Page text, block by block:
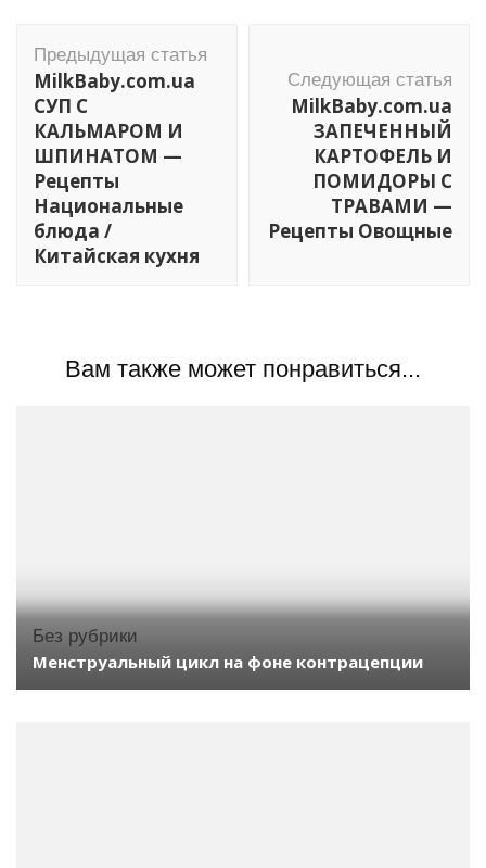
по
записям
Предыдущая статья
MilkBaby.com.ua
СУП С
КАЛЬМАРОМ И
ШПИНАТОМ —
Рецепты
Национальные
блюда /
Китайская кухня
Следующая статья
MilkBaby.com.ua
ЗАПЕЧЕННЫЙ
КАРТОФЕЛЬ И
ПОМИДОРЫ С
ТРАВАМИ —
Рецепты Овощные
Вам также может понравиться...
Без рубрики
Менструальный цикл на фоне контрацепции